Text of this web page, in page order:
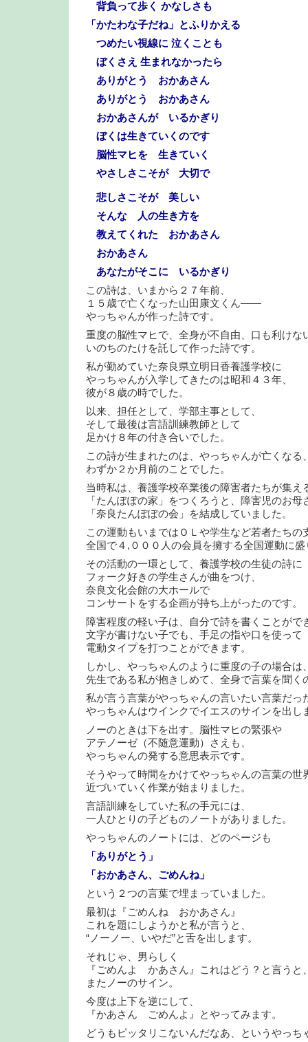
背負って歩く かなしさも
「かたわな子だね」とふりかえる
つめたい視線に 泣くことも
ぼくさえ 生まれなかったら
ありがとう おかあさん
ありがとう おかあさん
おかあさんが いるかぎり
ぼくは生きていくのです
脳性マヒを 生きていく
やさしさこそが 大切で
悲しさこそが 美しい
そんな 人の生き方を
教えてくれた おかあさん
おかあさん
あなたがそこに いるかぎり
この詩は、いまから２７年前、
１５歳で亡くなった山田康文くん――
やっちゃんが作った詩です。
重度の脳性マヒで、全身が不自由、口も利けな
いのちのたけを託して作った詩です。
私が勤めていた奈良県立明日香養護学校に
やっちゃんが入学してきたのは昭和４３年、
彼が８歳の時でした。
以来、担任として、学部主事として、
そして最後は言語訓練教師として
足かけ８年の付き合いでした。
この詩が生まれたのは、やっちゃんが亡くなる
わずか２か月前のことでした。
当時私は、養護学校卒業後の障害者たちが集え
「たんぽぽの家」をつくろうと、障害児のお母
「奈良たんぽぽの会」を結成していました。
この運動もいまではＯＬや学生など若者たちの
全国で４,０００人の会員を擁する全国運動に
その活動の一環として、養護学校の生徒の詩に
フォーク好きの学生さんが曲をつけ、
奈良文化会館の大ホールで
コンサートをする企画が持ち上がったのです。
障害程度の軽い子は、自分で詩を書くことがで
文字が書けない子でも、手足の指や口を使って
電動タイプを打つことができます。
しかし、やっちゃんのように重度の子の場合は
先生である私が抱きしめて、全身で言葉を聞く
私が言う言葉がやっちゃんの言いたい言葉だっ
やっちゃんはウインクでイエスのサインを出し
ノーのときは下を出す。脳性マヒの緊張や
アテノーゼ（不随意運動）さえも、
やっちゃんの発する意思表示です。
そうやって時間をかけてやっちゃんの言葉の世
近づいていく作業が始まりました。
言語訓練をしていた私の手元には、
一人ひとりの子どものノートがありました。
やっちゃんのノートには、どのページも
「ありがとう」
「おかあさん、ごめんね」
という２つの言葉で埋まっていました。
最初は『ごめんね おかあさん』
これを題にしようかと私が言うと、
“ノーノー、いやだ”と舌を出します。
それじゃ、男らしく
『ごめんよ かあさん』これはどう？と言うと
またノーのサイン。
今度は上下を逆にして、
『かあさん ごめんよ』とやってみます。
どうもピッタリこないんだなあ、というやっち